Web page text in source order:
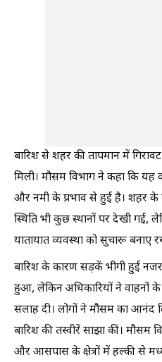
बारिश से शहर की तापमान में
मिली। मौसम विभाग ने कहा कि यह
और नमी के प्रभाव से हुई है। शहर के
स्थिति भी कुछ स्थानों पर देखी गई,
यातायात व्यवस्था को सुचारू बनाए
बारिश के कारण सड़कें भीगी हुई
हुआ, लेकिन अधिकारियों ने वाहनों
सलाह दी। लोगों ने मौसम का आनंद
बारिश की तस्वीरें साझा कीं।
और आसपास के क्षेत्रों में हल्की से